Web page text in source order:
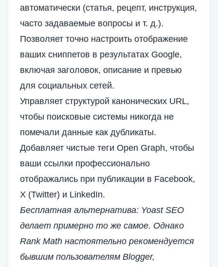
автоматически (статья, рецепт, инструкция,
часто задаваемые вопросы и т. д.).
Позволяет точно настроить отображение
ваших сниппетов в результатах Google,
включая заголовок, описание и превью
для социальных сетей.
Управляет структурой канонических URL,
чтобы поисковые системы никогда не
помечали данные как дубликаты.
Добавляет чистые теги Open Graph, чтобы
ваши ссылки профессионально
отображались при публикации в Facebook,
X (Twitter) и LinkedIn.
Бесплатная альтернатива: Yoast SEO
делает примерно то же самое. Однако
Rank Math настоятельно рекомендуется
бывшим пользователям Blogger,